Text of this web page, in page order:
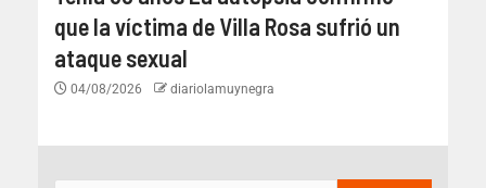
que la víctima de Villa Rosa sufrió un
ataque sexual
04/08/2026 diariolamuynegra